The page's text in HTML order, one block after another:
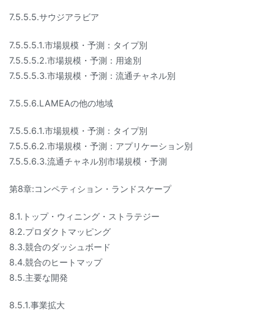
7.5.5.5.サウジアラビア
7.5.5.5.1.市場規模・予測：タイプ別
7.5.5.5.2.市場規模・予測：用途別
7.5.5.5.3.市場規模・予測：流通チャネル別
7.5.5.6.LAMEAの他の地域
7.5.5.6.1.市場規模・予測：タイプ別
7.5.5.6.2.市場規模・予測：アプリケーション別
7.5.5.6.3.流通チャネル別市場規模・予測
第8章:コンペティション・ランドスケープ
8.1.トップ・ウィニング・ストラテジー
8.2.プロダクトマッピング
8.3.競合のダッシュボード
8.4.競合のヒートマップ
8.5.主要な開発
8.5.1.事業拡大